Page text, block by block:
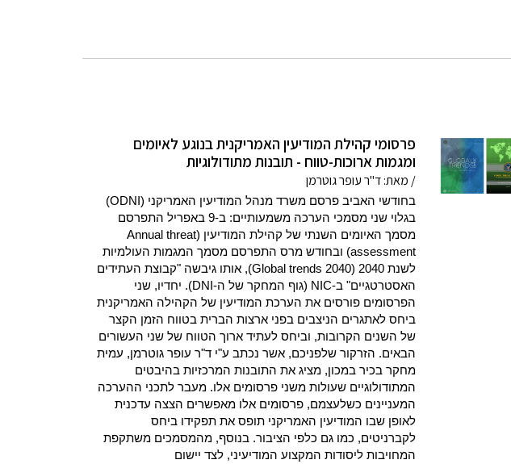
פרסומי קהילת המודיעין האמריקנית בנוגע לאיומים
ומגמות ארוכות-טווח - תובנות מתודולוגיות
/ מאת: ד"ר עופר גוטרמן
בחודשי האביב פרסם משרד מנהל המודיעין האמריקני (ODNI)
בגלוי שני מסמכי הערכה משמעותיים: ב-9 באפריל התפרסם
מסמך האיומים השנתי של קהילת המודיעין (Annual threat
assessment) ובחודש מרס התפרסם מסמך המגמות העולמיות
לשנת 2040 (Global trends 2040), אותו גיבשה "קבוצת העתידים
האסטרטגיים" ב-NIC (גוף המחקר של ה-DNI). יחדיו, שני
הפרסומים פורסים את הערכת המודיעין של הקהילה האמריקנית
ביחס לאתגרים הניצבים בפני ארצות הברית בטווח הזמן הקצר
של השנים הקרובות, וביחס לעתיד ארוך הטווח של שני העשורים
הבאים. הזרקור שלפניכם, אשר נכתב ע"י ד"ר עופר גוטרמן, עמית
מחקר בכיר במכון, מציג את התובנות המרכזיות בהיבטים
המתודולוגיים שעולות משני פרסומים אלו. מעבר לתכני ההערכה
המעניינים כשלעצמם, פרסומים אלו מאפשרים הצצה עדכנית
לאופן שבו המודיעין האמריקני תופס את תפקידו ביחס
לקברניטים, כמו גם כלפי הציבור. בנוסף, מהמסמכים משתקפת
המחויבות ליסודות המקצוע המודיעיני, לצד יישום